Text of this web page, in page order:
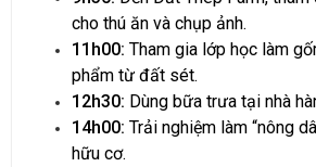
cho thú ăn và chụp ảnh.
11h00: Tham gia lớp học làm
phẩm từ đất sét.
12h30: Dùng bữa trưa tại nhà
14h00: Trải nghiệm làm “nông
hữu cơ.